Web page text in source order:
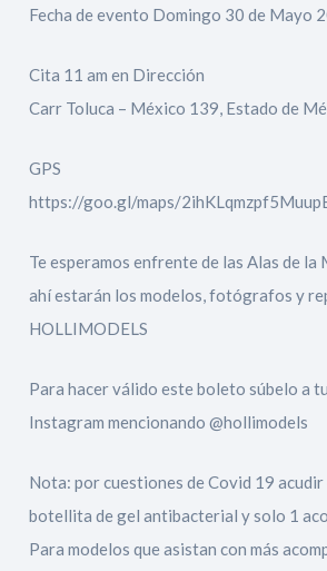
Fecha de evento Domingo 30 de Mayo
Cita 11 am en Dirección
Carr Toluca – México 139, Estado de
GPS
https://goo.gl/maps/
Te esperamos enfrente de las Alas de la
ahí estarán los modelos, fotógrafos y
HOLLIMODELS
Para hacer válido este boleto súbelo a
Instagram mencionando @hollimodels
Nota: por cuestiones de Covid 19 acudir
botellita de gel antibacterial y solo 1
Para modelos que asistan con más